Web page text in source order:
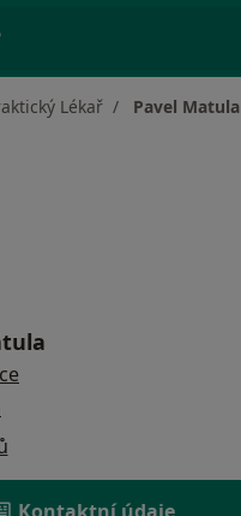
Lékař Pavel Matula